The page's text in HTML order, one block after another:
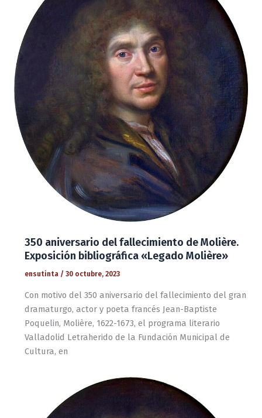
350 aniversario del fallecimiento de Molière.
Exposición bibliográfica «Legado Molière»
ensutinta / 30 octubre, 2023
Con motivo del 350 aniversario del fallecimiento del gran
dramaturgo, actor y poeta francés Jean-Baptiste
Poquelin, Molière, 1622-1673, el programa literario
Valladolid Letraherido de la Fundación Municipal de
Cultura, en